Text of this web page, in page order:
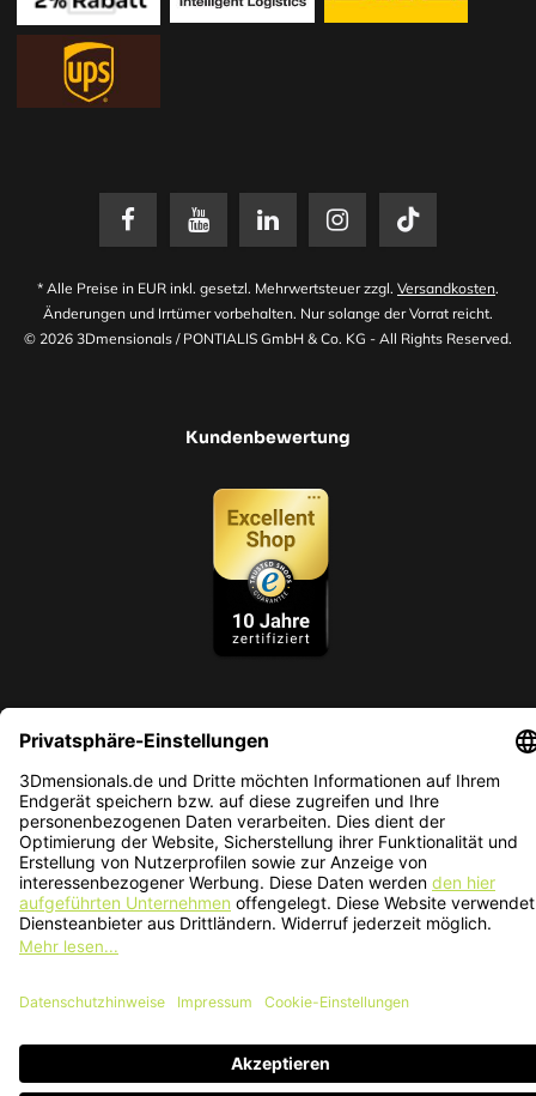
* Alle Preise in EUR inkl. gesetzl. Mehrwertsteuer zzgl. Versandkosten.
Änderungen und Irrtümer vorbehalten. Nur solange der Vorrat reicht.
© 2026 3Dmensionals / PONTIALIS GmbH & Co. KG - All Rights Reserved.​
Kundenbewertung